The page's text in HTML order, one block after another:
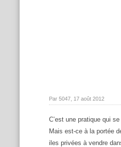
Par 5047, 17 août 2012
C’est une pratique qui
Mais est-ce à la portée
iles privées à vendre